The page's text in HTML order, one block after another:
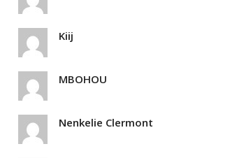
Kiij
MBOHOU
Nenkelie Clermont